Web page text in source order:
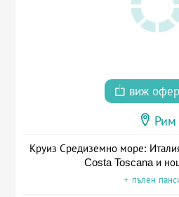
виж
Рим
Круиз Средиземно море:
Costa Toscana и
+ пълен